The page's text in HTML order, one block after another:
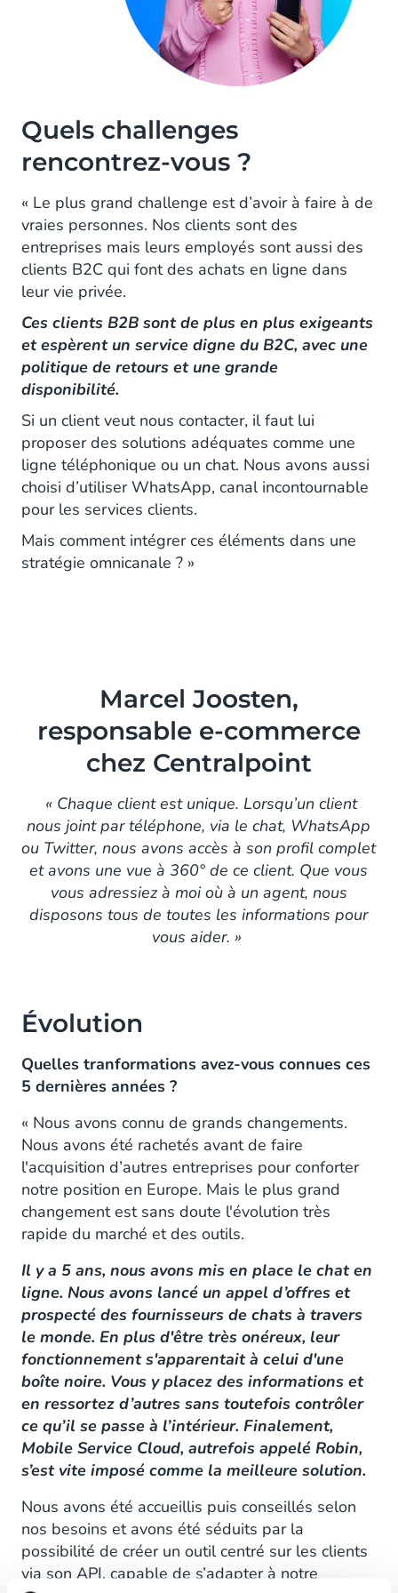
Quels challenges
rencontrez-vous ?
« Le plus grand challenge est d’avoir à faire à de
vraies personnes. Nos clients sont des
entreprises mais leurs employés sont aussi des
clients B2C qui font des achats en ligne dans
leur vie privée.
Ces clients B2B sont de plus en plus exigeants
et espèrent un service digne du B2C, avec une
politique de retours et une grande
disponibilité.
Si un client veut nous contacter, il faut lui
proposer des solutions adéquates comme une
ligne téléphonique ou un chat. Nous avons aussi
choisi d’utiliser WhatsApp, canal incontournable
pour les services clients.
Mais comment intégrer ces éléments dans une
stratégie omnicanale ? »
Marcel Joosten,
responsable e-commerce
chez Centralpoint
« Chaque client est unique. Lorsqu’un client
nous joint par téléphone, via le chat, WhatsApp
ou Twitter, nous avons accès à son profil complet
et avons une vue à 360° de ce client. Que vous
vous adressiez à moi où à un agent, nous
disposons tous de toutes les informations pour
vous aider. »
Évolution
Quelles tranformations avez-vous connues ces
5 dernières années ?
« Nous avons connu de grands changements.
Nous avons été rachetés avant de faire
l'acquisition d’autres entreprises pour conforter
notre position en Europe. Mais le plus grand
changement est sans doute l'évolution très
rapide du marché et des outils.
Il y a 5 ans, nous avons mis en place le chat en
ligne. Nous avons lancé un appel d’offres et
prospecté des fournisseurs de chats à travers
le monde. En plus d'être très onéreux, leur
fonctionnement s'apparentait à celui d'une
boîte noire. Vous y placez des informations et
en ressortez d’autres sans toutefois contrôler
ce qu’il se passe à l’intérieur. Finalement,
Mobile Service Cloud, autrefois appelé Robin,
s’est vite imposé comme la meilleure solution.
Nous avons été accueillis puis conseillés selon
nos besoins et avons été séduits par la
possibilité de créer un outil centré sur les clients
via son API, capable de s’adapter à notre